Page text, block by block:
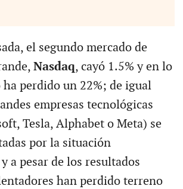
el segundo mercado de
Nasdaq, cayó 1.5% y en lo
ha perdido un 22%; de igual
empresas tecnológicas
Tesla, Alphabet o Meta) se
por la situación
a pesar de los resultados
han perdido terreno